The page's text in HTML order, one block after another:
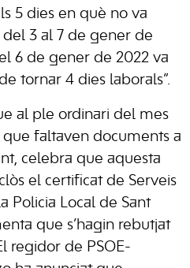
5 dies en què no va
del 3 al 7 de gener de
6 de gener de 2022 va
tornar 4 dies laborals”.
al ple ordinari del mes
faltaven documents a
celebra que aquesta
el certificat de Serveis
Policia Local de Sant
que s’hagin rebutjat
regidor de PSOE-